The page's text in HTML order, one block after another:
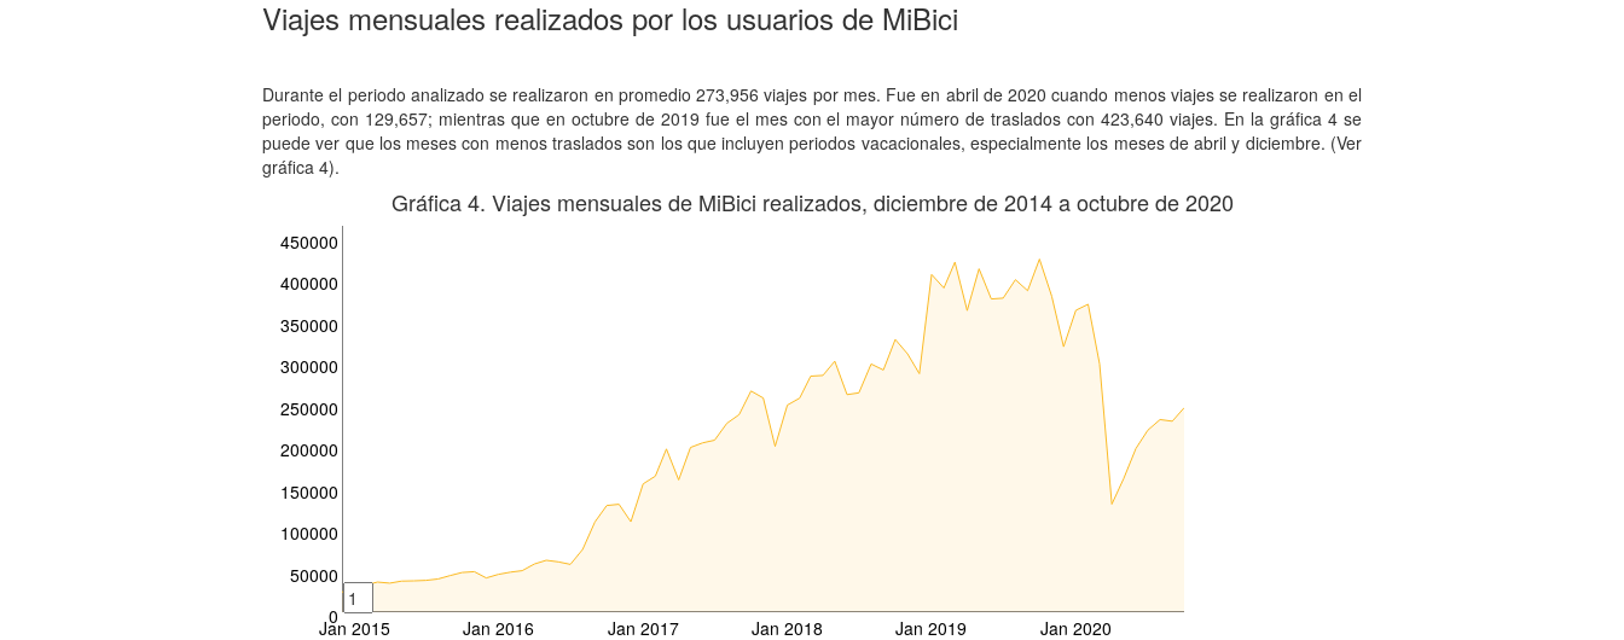
Viajes mensuales realizados por los usuarios de MiBici
Durante el periodo analizado se realizaron en promedio 273,956 viajes por mes. Fue en abril de 2020 cuando menos viajes se realizaron en el
periodo, con 129,657; mientras que en octubre de 2019 fue el mes con el mayor número de traslados con 423,640 viajes. En la gráfica 4 se
puede ver que los meses con menos traslados son los que incluyen periodos vacacionales, especialmente los meses de abril y diciembre. (Ver
gráfica 4).
Gráfica 4. Viajes mensuales de MiBici realizados, diciembre de 2014 a octubre de 2020
0
50000
100000
150000
200000
250000
300000
350000
400000
450000
Jan 2015 Jan 2016 Jan 2017 Jan 2018 Jan 2019 Jan 2020